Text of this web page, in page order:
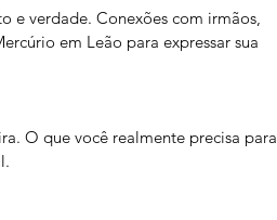
e verdade. Conexões com irmãos,
em Leão para expressar sua
O que você realmente precisa para